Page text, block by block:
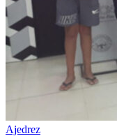
Ajedrez